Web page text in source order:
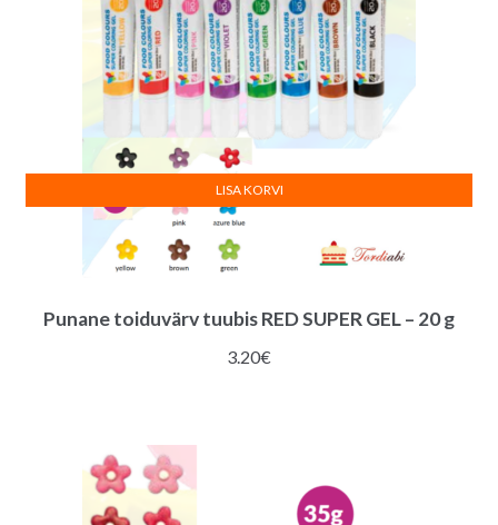
Punane toiduvärv tuubis RED SUPER GEL – 20 g
3.20€
LISA KORVI